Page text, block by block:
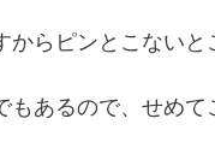
らピンとこない
あるので、せめ